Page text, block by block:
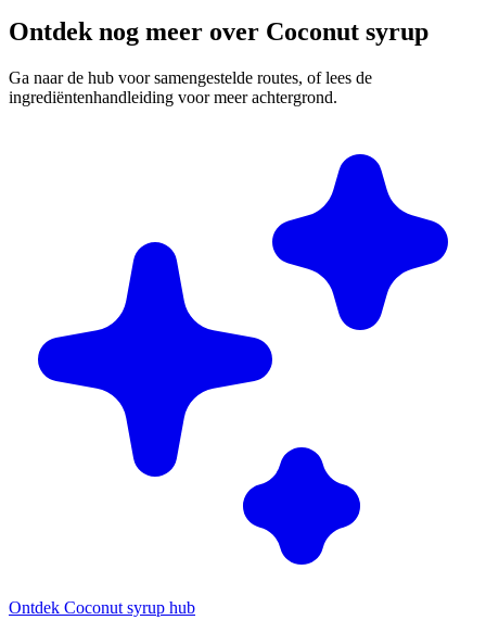
Ontdek nog meer over Coconut syrup
Ga naar de hub voor samengestelde routes, of lees de
ingrediëntenhandleiding voor meer achtergrond.
Ontdek Coconut syrup hub